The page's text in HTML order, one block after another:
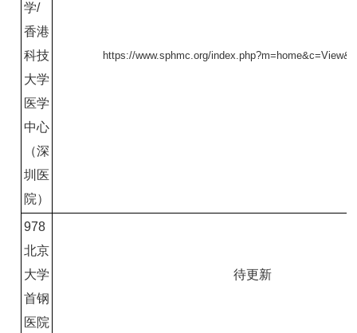
学/
香港
科技
大学
医学
中心
（深
圳医
院）
https://www.sphmc.org/
978
北京
大学
首钢
医院
待更新